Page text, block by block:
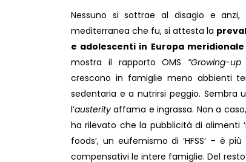
Nessuno si sottrae al disagio e
mediterranea che fu, si attesta la
e adolescenti in Europa meridionale
mostra il rapporto OMS“Growing-up
crescono in famiglie meno abbienti
sedentaria e a nutrirsi peggio. Sembra
l’austerityaffama e ingrassa. Non a
ha rilevato che la pubblicità di alimenti
foods’, un eufemismo di ‘HFSS’ – è
compensativi le intere famiglie. Del resto